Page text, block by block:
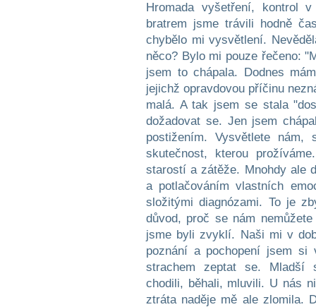
Hromada vyšetření, kontrol
bratrem jsme trávili hodně
chybělo mi vysvětlení.
něco? Bylo mi pouze řečeno:
jsem to chápala. Dodnes
jejichž opravdovou příčinu
malá. A tak jsem se stala
dožadovat se. Jen jsem
postižením. Vysvětlete nám,
skutečnost, kterou
starostí a zátěže. Mnohdy ale
a potlačováním vlastních
složitými diagnózami. To je
důvod, proč se nám
jsme byli zvyklí. Naši mi v
poznání a pochopení jsem
strachem zeptat se. Mladší
chodili, běhali, mluvili. U nás
ztráta naděje mě ale zlomila.